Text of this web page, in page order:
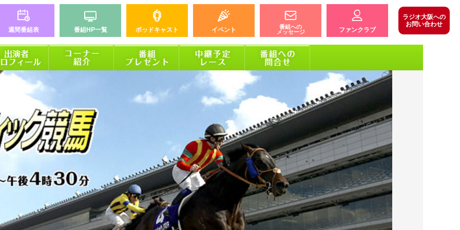
週間番組表 番組HP一覧 ポッドキャスト イベント
番組への
メッセージ
ファンクラブ
ラジオ大阪への
お問い合わせ